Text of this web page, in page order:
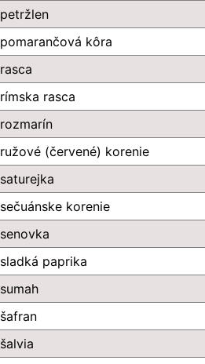
petržlen
pomarančová kôra
rasca
rímska rasca
rozmarín
ružové (červené) korenie
saturejka
sečuánske korenie
senovka
sladká paprika
sumah
šafran
šalvia